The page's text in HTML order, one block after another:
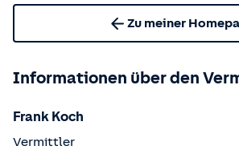
Zu meiner
Informationen über den
Frank Koch
Vermittler